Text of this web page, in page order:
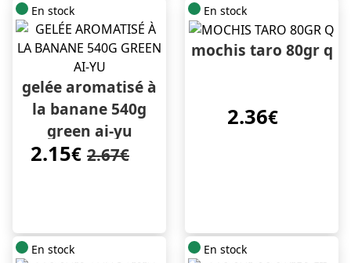
En stock
gelée aromatisé à
la banane 540g
green ai-yu
2.15€ 2.67€
En stock
mochis taro 80gr q
2.36€
En stock En stock